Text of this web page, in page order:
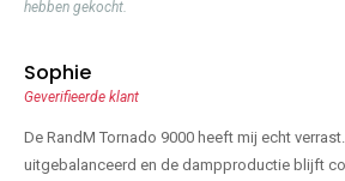
hebben gekocht.
Sophie
Geverifieerde klant
De RandM Tornado 9000 heeft mij echt
uitgebalanceerd en de dampproductie blijft